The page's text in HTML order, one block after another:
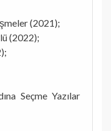
(2021);
(2022);
Seçme Yazılar